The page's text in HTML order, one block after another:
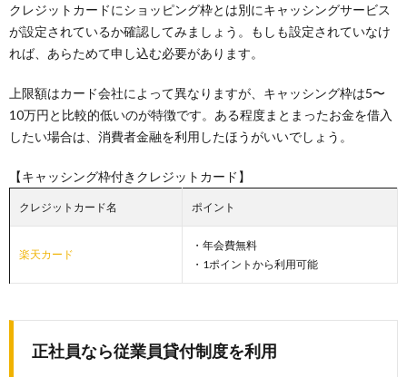
クレジットカードにショッピング枠とは別にキャッシングサービス
が設定されているか確認してみましょう。もしも設定されていなけ
れば、あらためて申し込む必要があります。
上限額はカード会社によって異なりますが、キャッシング枠は5〜
10万円と比較的低いのが特徴です。ある程度まとまったお金を借入
したい場合は、消費者金融を利用したほうがいいでしょう。
【キャッシング枠付きクレジットカード】
クレジットカード名 ポイント
楽天カード
・年会費無料
・1ポイントから利用可能
正社員なら従業員貸付制度を利用